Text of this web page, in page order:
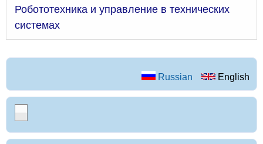
Робототехника и управление в технических
системах
Russian English